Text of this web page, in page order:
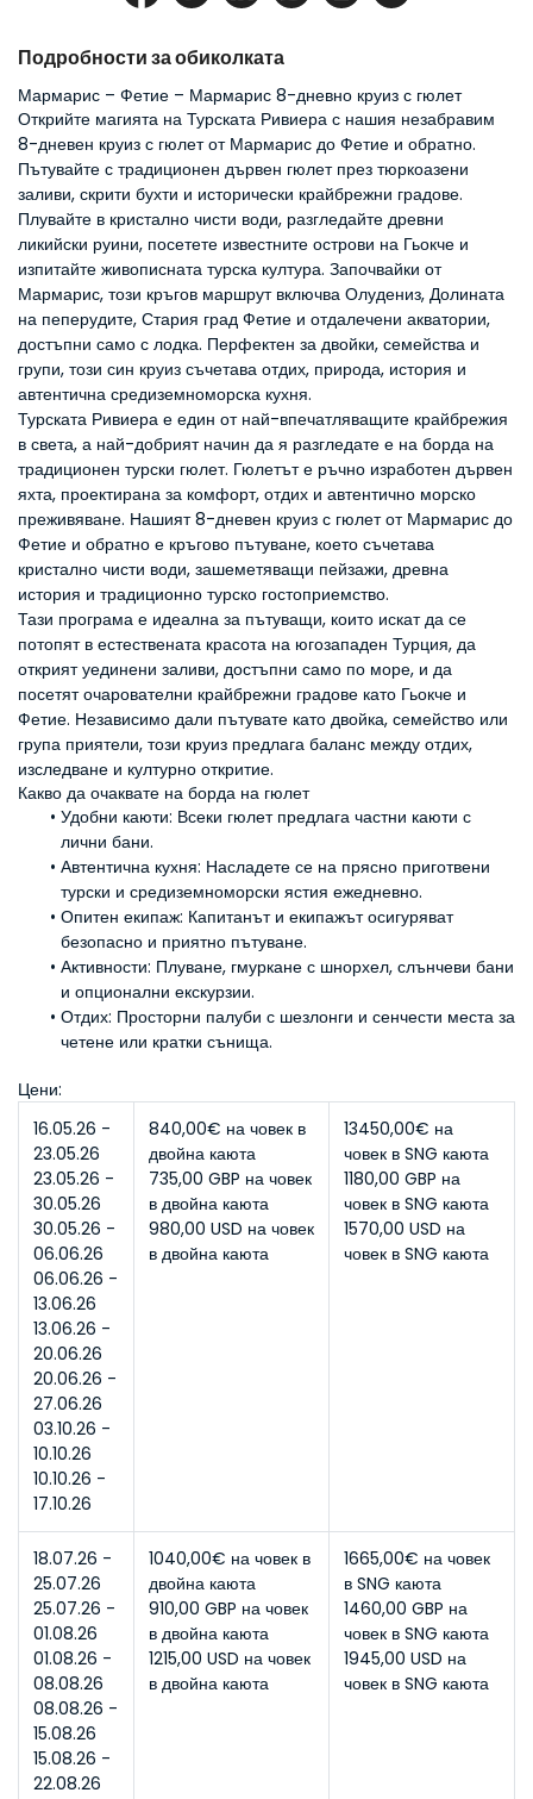
Подробности за обиколката
Мармарис – Фетие – Мармарис 8-дневно круиз с гюлет
Открийте магията на Турската Ривиера с нашия незабравим
8-дневен круиз с гюлет от Мармарис до Фетие и обратно.
Пътувайте с традиционен дървен гюлет през тюркоазени
заливи, скрити бухти и исторически крайбрежни градове.
Плувайте в кристално чисти води, разгледайте древни
ликийски руини, посетете известните острови на Гьокче и
изпитайте живописната турска култура. Започвайки от
Мармарис, този кръгов маршрут включва Олудениз, Долината
на пеперудите, Стария град Фетие и отдалечени акватории,
достъпни само с лодка. Перфектен за двойки, семейства и
групи, този син круиз съчетава отдих, природа, история и
автентична средиземноморска кухня.
Турската Ривиера е един от най-впечатляващите крайбрежия
в света, а най-добрият начин да я разгледате е на борда на
традиционен турски гюлет. Гюлетът е ръчно изработен дървен
яхта, проектирана за комфорт, отдих и автентично морско
преживяване. Нашият 8-дневен круиз с гюлет от Мармарис до
Фетие и обратно е кръгово пътуване, което съчетава
кристално чисти води, зашеметяващи пейзажи, древна
история и традиционно турско гостоприемство.
Тази програма е идеална за пътуващи, които искат да се
потопят в естествената красота на югозападен Турция, да
открият уединени заливи, достъпни само по море, и да
посетят очарователни крайбрежни градове като Гьокче и
Фетие. Независимо дали пътувате като двойка, семейство или
група приятели, този круиз предлага баланс между отдих,
изследване и културно откритие.
Какво да очаквате на борда на гюлет
Удобни каюти: Всеки гюлет предлага частни каюти с
лични бани.
Автентична кухня: Насладете се на прясно приготвени
турски и средиземноморски ястия ежедневно.
Опитен екипаж: Капитанът и екипажът осигуряват
безопасно и приятно пътуване.
Активности: Плуване, гмуркане с шнорхел, слънчеви бани
и опционални екскурзии.
Отдих: Просторни палуби с шезлонги и сенчести места за
четене или кратки сънища.
Цени:
16.05.26 -
23.05.26
23.05.26 -
30.05.26
30.05.26 -
06.06.26
06.06.26 -
13.06.26
13.06.26 -
20.06.26
20.06.26 -
27.06.26
03.10.26 -
10.10.26
10.10.26 -
17.10.26
840,00€ на човек в
двойна каюта
735,00 GBP на човек
в двойна каюта
980,00 USD на човек
в двойна каюта
13450,00€ на
човек в SNG каюта
1180,00 GBP на
човек в SNG каюта
1570,00 USD на
човек в SNG каюта
18.07.26 -
25.07.26
25.07.26 -
01.08.26
01.08.26 -
08.08.26
08.08.26 -
15.08.26
15.08.26 -
22.08.26
1040,00€ на човек в
двойна каюта
910,00 GBP на човек
в двойна каюта
1215,00 USD на човек
в двойна каюта
1665,00€ на човек
в SNG каюта
1460,00 GBP на
човек в SNG каюта
1945,00 USD на
човек в SNG каюта